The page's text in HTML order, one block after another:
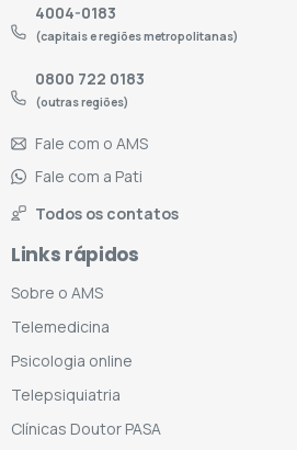
4004-0183
(capitais e regiões metropolitanas)
0800 722 0183
(outras regiões)
Fale com o AMS
Fale com a Pati
Todos os contatos
Links rápidos
Sobre o AMS
Telemedicina
Psicologia online
Telepsiquiatria
Clínicas Doutor PASA